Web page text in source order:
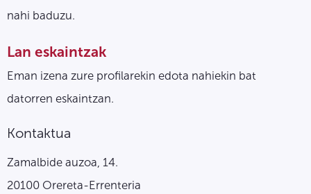
nahi baduzu.
Lan eskaintzak
Eman izena zure profilarekin edota nahiekin bat
datorren eskaintzan.
Kontaktua
Zamalbide auzoa, 14.
20100 Orereta-Errenteria